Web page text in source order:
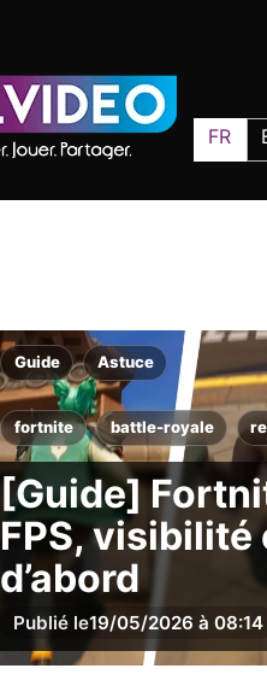
FR
Guide Astuce
fortnite battle-royale
[Guide]
FPS,
d’abord
Publié le19/05/2026 à 08:14